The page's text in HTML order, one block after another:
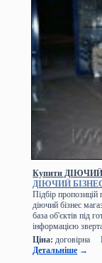
Купити ДІЮЧИЙ
ДІЮЧИЙ
Підбір
діючий бізнес
база об'єктів під
інформацією
Ціна: договірна
Детальніше →